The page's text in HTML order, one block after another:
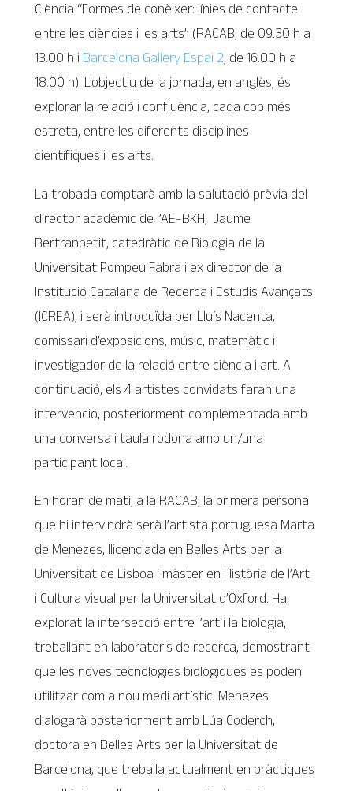
Ciència “Formes de conèixer: línies de contacte
entre les ciències i les arts” (RACAB, de 09.30 h a
13.00 h i Barcelona Gallery Espai 2, de 16.00 h a
18.00 h). L’objectiu de la jornada, en anglès, és
explorar la relació i confluència, cada cop més
estreta, entre les diferents disciplines
científiques i les arts.
La trobada comptarà amb la salutació prèvia del
director acadèmic de l’AE-BKH, Jaume
Bertranpetit, catedràtic de Biologia de la
Universitat Pompeu Fabra i ex director de la
Institució Catalana de Recerca i Estudis Avançats
(ICREA), i serà introduïda per Lluís Nacenta,
comissari d’exposicions, músic, matemàtic i
investigador de la relació entre ciència i art. A
continuació, els 4 artistes convidats faran una
intervenció, posteriorment complementada amb
una conversa i taula rodona amb un/una
participant local.
En horari de matí, a la RACAB, la primera persona
que hi intervindrà serà l’artista portuguesa Marta
de Menezes, llicenciada en Belles Arts per la
Universitat de Lisboa i màster en Història de l’Art
i Cultura visual per la Universitat d’Oxford. Ha
explorat la intersecció entre l’art i la biologia,
treballant en laboratoris de recerca, demostrant
que les noves tecnologies biològiques es poden
utilitzar com a nou medi artístic. Menezes
dialogarà posteriorment amb Lúa Coderch,
doctora en Belles Arts per la Universitat de
Barcelona, que treballa actualment en pràctiques